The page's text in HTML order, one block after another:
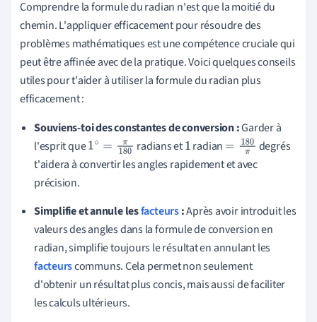
Comprendre la formule du radian n'est que la moitié du
chemin. L'appliquer efficacement pour résoudre des
problèmes mathématiques est une compétence cruciale qui
peut être affinée avec de la pratique. Voici quelques conseils
utiles pour t'aider à utiliser la formule du radian plus
efficacement :
Souviens-toi des constantes de conversion :Garder à
l'esprit que1∘ =π 180 radians et1radian =180π degrés
t'aidera à convertir les angles rapidement et avec
précision.
Simplifie et annule lesfacteurs:Après avoir introduit les
valeurs des angles dans la formule de conversion en
radian, simplifie toujours le résultat en annulant les
facteurscommuns. Cela permet non seulement
d'obtenir un résultat plus concis, mais aussi de faciliter
les calculs ultérieurs.